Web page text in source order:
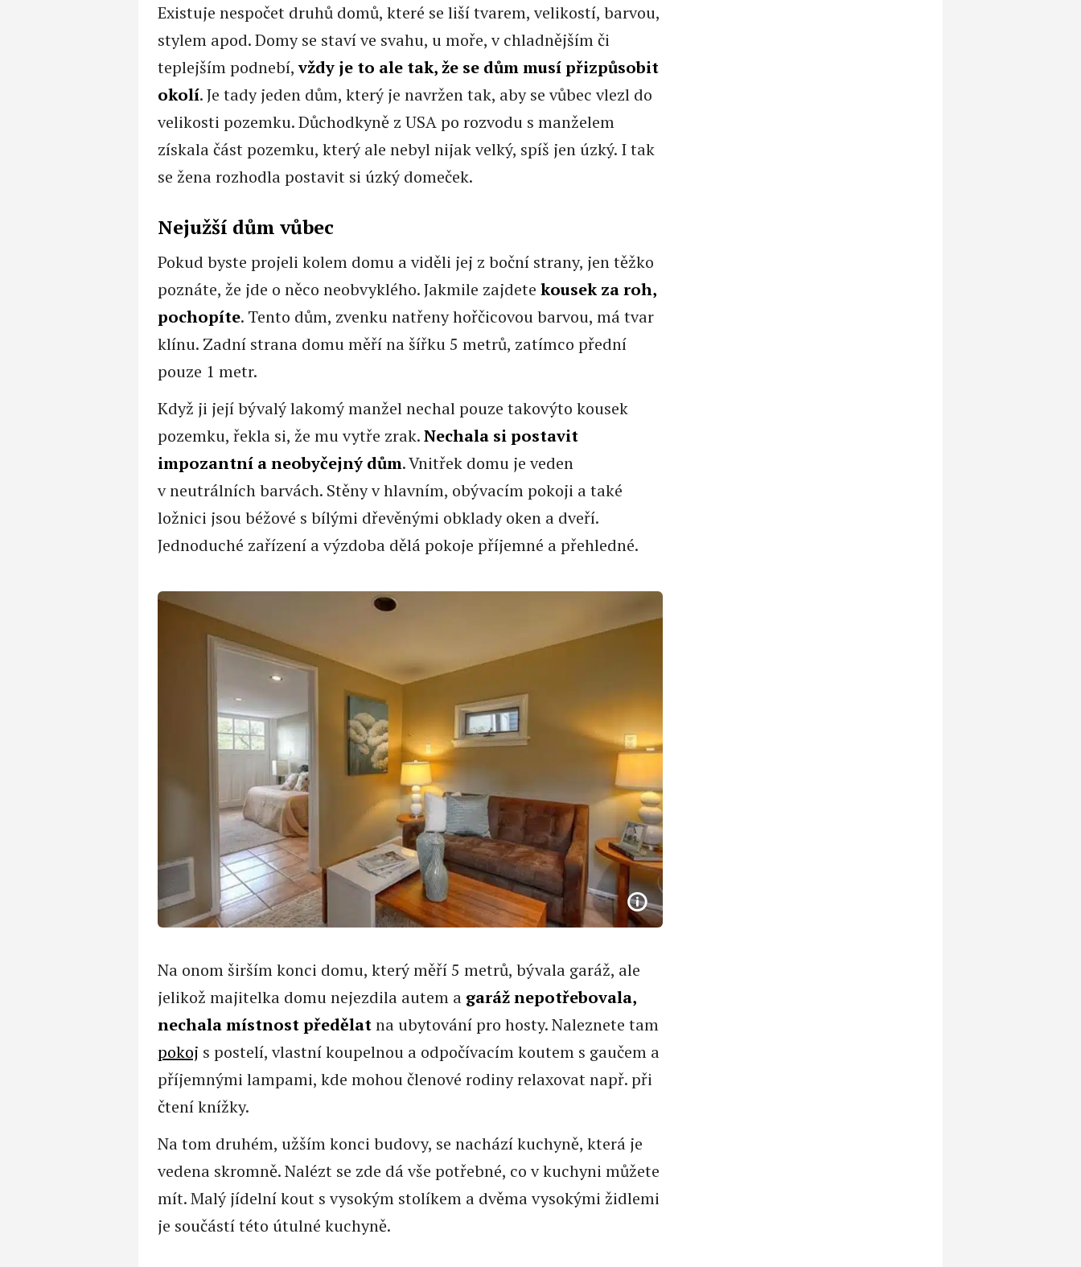
Existuje nespočet druhů domů, které se liší tvarem, velikostí, barvou,
stylem apod. Domy se staví ve svahu, u moře, v chladnějším či
teplejším podnebí,vždy je to ale tak, že se dům musí přizpůsobit
okolí. Je tady jeden dům, který je navržen tak, aby se vůbec vlezl do
velikosti pozemku. Důchodkyně z USA po rozvodu s manželem
získala část pozemku, který ale nebyl nijak velký, spíš jen úzký. I tak
se žena rozhodla postavit si úzký domeček.
Nejužší dům vůbec
Pokud byste projeli kolem domu a viděli jej z boční strany, jen těžko
poznáte, že jde o něco neobvyklého. Jakmile zajdete kousek za roh,
pochopíte. Tento dům, zvenku natřeny hořčicovou barvou, má tvar
klínu. Zadní strana domu měří na šířku 5 metrů, zatímco přední
pouze 1 metr.
Když ji její bývalý lakomý manžel nechal pouze takovýto kousek
pozemku, řekla si, že mu vytře zrak.Nechala si postavit
impozantní a neobyčejný dům. Vnitřek domu je veden
v neutrálních barvách. Stěny v hlavním, obývacím pokoji a také
ložnici jsou béžové s bílými dřevěnými obklady oken a dveří.
Jednoduché zařízení a výzdoba dělá pokoje příjemné a přehledné.
Na onom širším konci domu, který měří 5 metrů, bývala garáž, ale
jelikož majitelka domu nejezdila autem agaráž nepotřebovala,
nechala místnost předělatna ubytování pro hosty. Naleznete tam
pokoj s postelí, vlastní koupelnou a odpočívacím koutem s gaučem a
příjemnými lampami, kde mohou členové rodiny relaxovat např. při
čtení knížky.
Na tom druhém, užším konci budovy, se nachází kuchyně, která je
vedena skromně. Nalézt se zde dá vše potřebné, co v kuchyni můžete
mít. Malý jídelní kout s vysokým stolíkem a dvěma vysokými židlemi
je součástí této útulné kuchyně.